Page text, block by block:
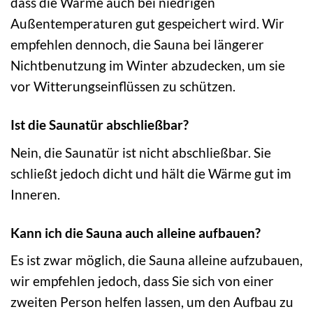
Außentemperaturen gut gespeichert wird. Wir
empfehlen dennoch, die Sauna bei längerer
Nichtbenutzung im Winter abzudecken, um sie
vor Witterungseinflüssen zu schützen.
Ist die Saunatür abschließbar?
Nein, die Saunatür ist nicht abschließbar. Sie
schließt jedoch dicht und hält die Wärme gut im
Inneren.
Kann ich die Sauna auch alleine aufbauen?
Es ist zwar möglich, die Sauna alleine aufzubauen,
wir empfehlen jedoch, dass Sie sich von einer
zweiten Person helfen lassen, um den Aufbau zu